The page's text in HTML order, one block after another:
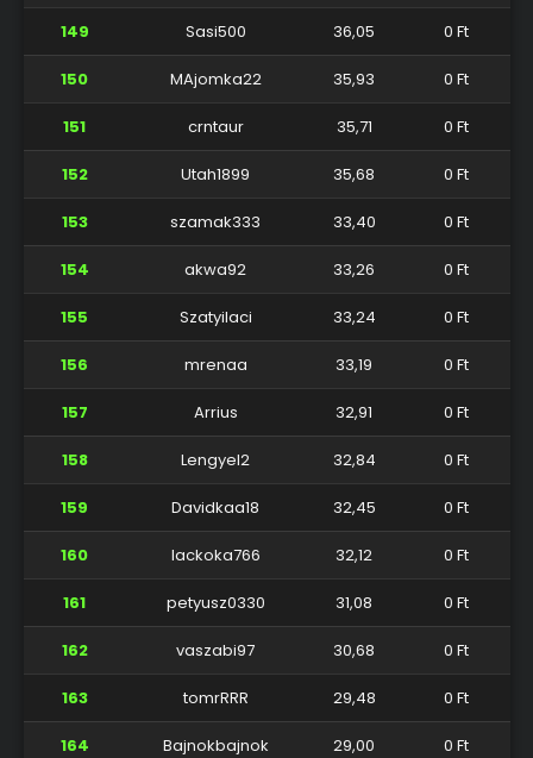
149 Sasi500 36,05 0 Ft
150 MAjomka22 35,93 0 Ft
151 crntaur 35,71 0 Ft
152 Utah1899 35,68 0 Ft
153 szamak333 33,40 0 Ft
154 akwa92 33,26 0 Ft
155 Szatyilaci 33,24 0 Ft
156 mrenaa 33,19 0 Ft
157 Arrius 32,91 0 Ft
158 Lengyel2 32,84 0 Ft
159 Davidkaa18 32,45 0 Ft
160 lackoka766 32,12 0 Ft
161 petyusz0330 31,08 0 Ft
162 vaszabi97 30,68 0 Ft
163 tomrRRR 29,48 0 Ft
164 Bajnokbajnok 29,00 0 Ft